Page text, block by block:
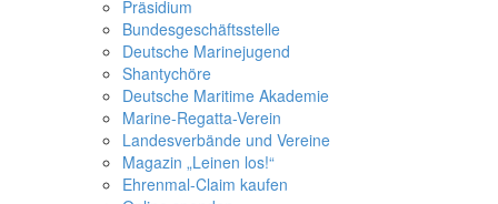
Präsidium
Bundesgeschäftsstelle
Deutsche Marinejugend
Shantychöre
Deutsche Maritime Akademie
Marine-Regatta-Verein
Landesverbände und Vereine
Magazin „Leinen los!“
Ehrenmal-Claim kaufen